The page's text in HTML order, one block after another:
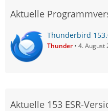
Aktuelle
Thunderbird
Thunder 4. August
Aktuelle 153 ESR-